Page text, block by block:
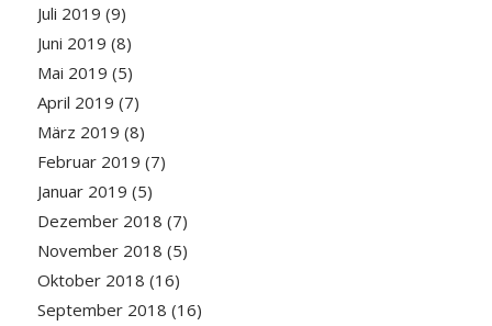
Juli 2019 (9)
Juni 2019 (8)
Mai 2019 (5)
April 2019 (7)
März 2019 (8)
Februar 2019 (7)
Januar 2019 (5)
Dezember 2018 (7)
November 2018 (5)
Oktober 2018 (16)
September 2018 (16)